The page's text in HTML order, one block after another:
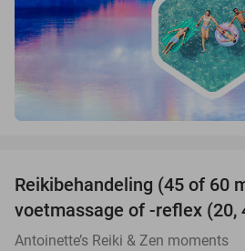
Reikibehandeling (45 of 60
voetmassage of -reflex (20,
Antoinette’s Reiki & Zen moments